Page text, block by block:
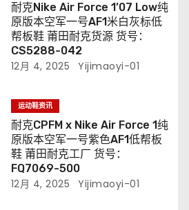
耐克Nike Air Force 1’07 Low纯
原版本空军一号AF1米白灰标低
帮板鞋 莆田耐克货源 货号：
CS5288-042
12月 4, 2025 Yijimaoyi-01
运动鞋资讯
耐克CPFM x Nike Air Force 1纯
原版本空军一号紫色AF1低帮板
鞋 莆田耐克工厂 货号：
FQ7069-500
12月 4, 2025 Yijimaoyi-01